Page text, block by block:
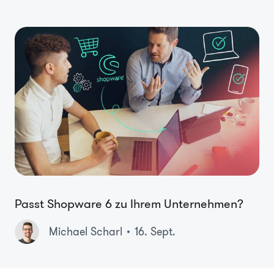
Passt Shopware 6 zu Ihrem Unternehmen?
Michael Scharl 16. Sept.